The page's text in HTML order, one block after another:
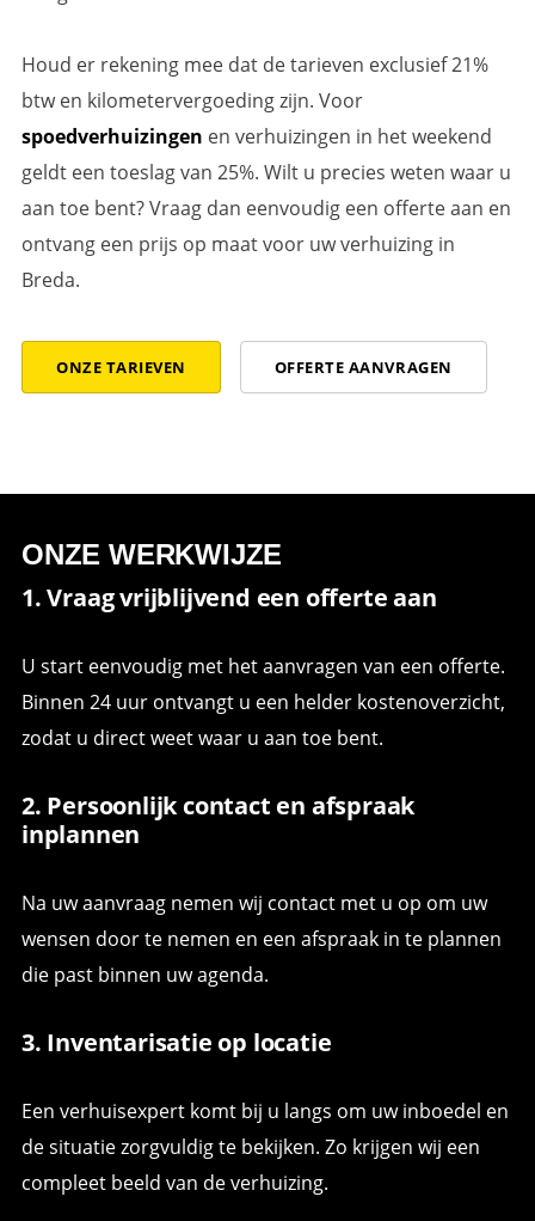
Houd er rekening mee dat de tarieven exclusief 21%
btw en kilometervergoeding zijn. Voor
spoedverhuizingen en verhuizingen in het weekend
geldt een toeslag van 25%. Wilt u precies weten waar u
aan toe bent? Vraag dan eenvoudig een offerte aan en
ontvang een prijs op maat voor uw verhuizing in
Breda.
ONZE TARIEVEN OFFERTE AANVRAGEN
ONZE WERKWIJZE
1. Vraag vrijblijvend een offerte aan
U start eenvoudig met het aanvragen van een offerte.
Binnen 24 uur ontvangt u een helder kostenoverzicht,
zodat u direct weet waar u aan toe bent.
2. Persoonlijk contact en afspraak
inplannen
Na uw aanvraag nemen wij contact met u op om uw
wensen door te nemen en een afspraak in te plannen
die past binnen uw agenda.
3. Inventarisatie op locatie
Een verhuisexpert komt bij u langs om uw inboedel en
de situatie zorgvuldig te bekijken. Zo krijgen wij een
compleet beeld van de verhuizing.